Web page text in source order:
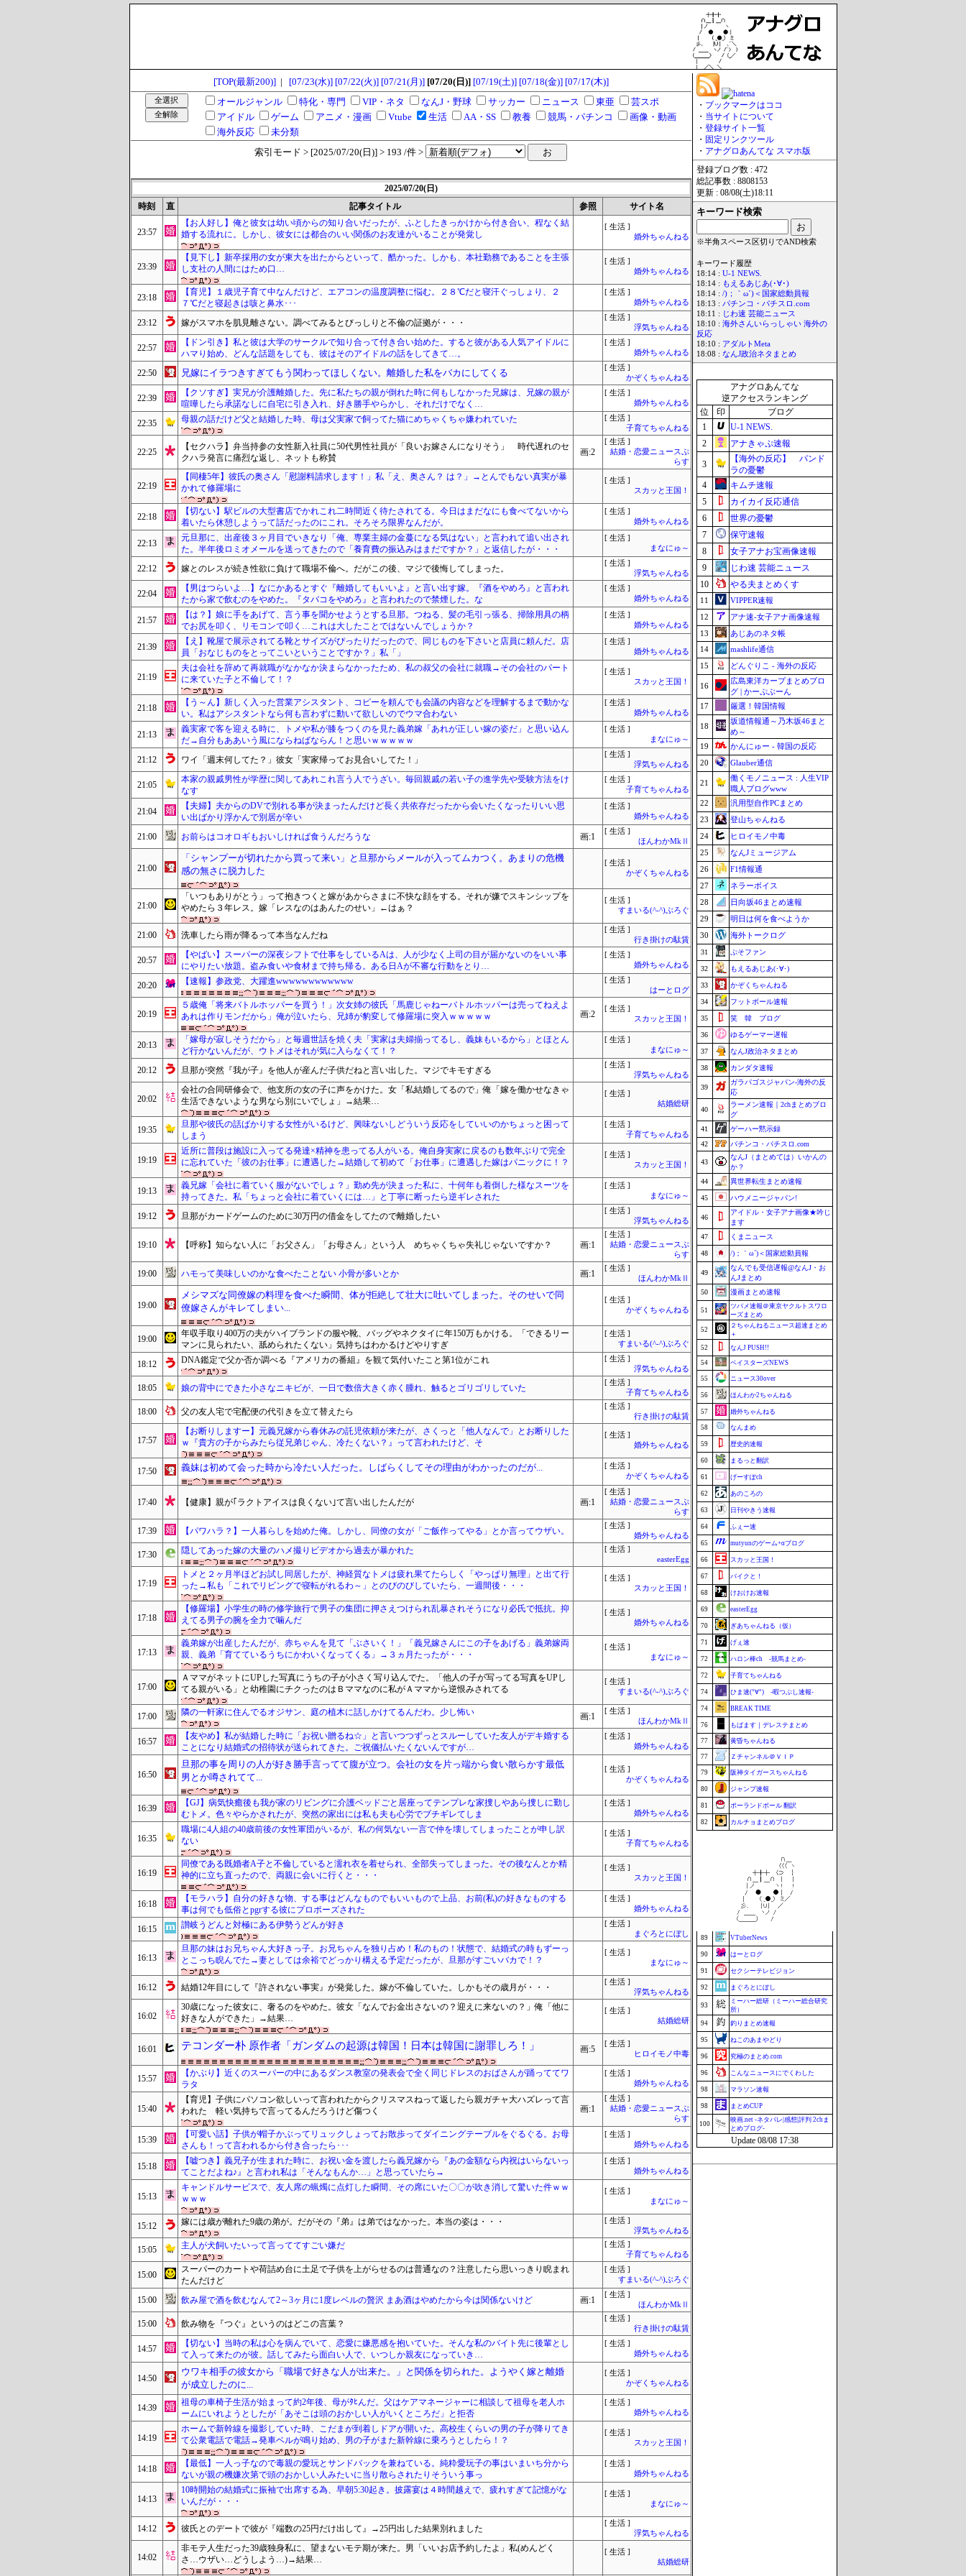
[TOP(最新200)]| [07/23(水)] [07/22(火)] [07/21(月)] [07/20(日)] [07/19(土)] [07/18(金)] [07/17(木)]
オールジャンル
特化・専門 VIP・ネタ なんJ・野球 サッカー ニュース 東亜
芸スポ
アイドル
ゲーム アニメ・漫画 Vtube 生活 AA・SS 教養 競馬・パチンコ
画像・動画
海外反応
未分類
索引モード > [2025/07/20(日)] > 193 /件 >
2025/07/20(日)
時刻
直 記事タイトル 参照 サイト名
23:57
【お人好し】俺と彼女は幼い頃からの知り合いだったが、ふとしたきっかけから付き合い、程なく結
婚する流れに。しかし、彼女には都合のいい関係のお友達がいることが発覚し
[ 生活 ]
婚外ちゃんねる
23:39
【見下し】新卒採用の女が東大を出たからといって、酷かった。しかも、本社勤務であることを主張
し支社の人間にはため口…
[ 生活 ]
婚外ちゃんねる
23:18
【育児】１歳児子育て中なんだけど、エアコンの温度調整に悩む。２８℃だと寝汗ぐっしょり、２
７℃だと寝起きは咳と鼻水･･･
[ 生活 ]
婚外ちゃんねる
23:12 嫁がスマホを肌見離さない。調べてみるとびっしりと不倫の証拠が・・・
[ 生活 ]
浮気ちゃんねる
22:57
【ドン引き】私と彼は大学のサークルで知り合って付き合い始めた。すると彼がある人気アイドルに
ハマり始め、どんな話題をしても、彼はそのアイドルの話をしてきて…。
[ 生活 ]
婚外ちゃんねる
22:50 兄嫁にイラつきすぎてもう関わってほしくない。離婚した私をバカにしてくる
[ 生活 ]
かぞくちゃんねる
22:39
【クソすぎ】実兄が介護離婚した。先に私たちの親が倒れた時に何もしなかった兄嫁は、兄嫁の親が
喧嘩したら承諾なしに自宅に引き入れ、好き勝手やらかし、それだけでなく…
[ 生活 ]
婚外ちゃんねる
22:35 母親の話だけど父と結婚した時、母は父実家で飼ってた猫にめちゃくちゃ嫌われていた
[ 生活 ]
子育てちゃんねる
22:25
【セクハラ】弁当持参の女性新入社員に50代男性社員が「良いお嫁さんになりそう」 時代遅れのセ
クハラ発言に痛烈な返し、ネットも称賛
画:2
[ 生活 ]
結婚・恋愛ニュースぷ
らす
22:19
【同棲5年】彼氏の奥さん「慰謝料請求します！」私「え、奥さん？ は？」→とんでもない真実が暴
かれて修羅場に
[ 生活 ]
スカッと王国！
22:18
【切ない】駅ビルの大型書店でかれこれ二時間近く待たされてる。今日はまだなにも食べてないから
着いたら休憩しようって話だったのにこれ。そろそろ限界なんだが。
[ 生活 ]
婚外ちゃんねる
22:13
元旦那に、出産後３ヶ月目でいきなり「俺、専業主婦の金蔓になる気はない」と言われて追い出され
た。半年後ロミオメールを送ってきたので「養育費の振込みはまだですか？」と返信したが・・・
[ 生活 ]
まなにゅ～
22:12 嫁とのレスが続き性欲に負けて職場不倫へ。だがこの後、マジで後悔してしまった。
[ 生活 ]
浮気ちゃんねる
22:04
【男はつらいよ…】なにかあるとすぐ『離婚してもいいよ』と言い出す嫁。『酒をやめろ』と言われ
たから家で飲むのをやめた。『タバコをやめろ』と言われたので禁煙した。な
[ 生活 ]
婚外ちゃんねる
21:57
【は？】娘に手をあげて、言う事を聞かせようとする旦那。つねる、髪の毛引っ張る、掃除用具の柄
でお尻を叩く、リモコンで叩く…これは大したことではないんでしょうか？
[ 生活 ]
婚外ちゃんねる
21:39
【え】靴屋で展示されてる靴とサイズがぴったりだったので、同じものを下さいと店員に頼んだ。店
員「おなじものをとってこいということですか？」私「」
[ 生活 ]
婚外ちゃんねる
21:19
夫は会社を辞めて再就職がなかなか決まらなかったため、私の叔父の会社に就職→その会社のパート
に来ていた子と不倫して！？
[ 生活 ]
スカッと王国！
21:18
【う～ん】新しく入った営業アシスタント、コピーを頼んでも会議の内容などを理解するまで動かな
い。私はアシスタントなら何も言わずに動いて欲しいのでウマ合わない
[ 生活 ]
婚外ちゃんねる
21:13
義実家で客を迎える時に、トメや私が膝をつくのを見た義弟嫁「あれが正しい嫁の姿だ」と思い込ん
だ→自分もああいう風にならねばならん！と思いｗｗｗｗｗ
[ 生活 ]
まなにゅ～
21:12 ワイ「週末何してた？」彼女「実家帰ってお見合いしてた！」
[ 生活 ]
浮気ちゃんねる
21:05
本家の親戚男性が学歴に関してあれこれ言う人でうざい。毎回親戚の若い子の進学先や受験方法をけ
なす
[ 生活 ]
子育てちゃんねる
21:04
【夫婦】夫からのDVで別れる事が決まったんだけど長く共依存だったから会いたくなったりいい思
い出ばかり浮かんで別居が辛い
[ 生活 ]
婚外ちゃんねる
21:00 お前らはコオロギもおいしければ食うんだろうな 画:1
[ 生活 ]
ほんわかMkⅡ
21:00
「シャンプーが切れたから買って来い」と旦那からメールが入ってムカつく。あまりの危機
感の無さに脱力した
[ 生活 ]
かぞくちゃんねる
21:00
「いつもありがとう」って抱きつくと嫁があからさまに不快な顔をする。それが嫌でスキンシップを
やめたら３年レス。嫁「レスなのはあんたのせい」←はぁ？
[ 生活 ]
すまいる(^-^)ぶろぐ
21:00 洗車したら雨が降るって本当なんだね
[ 生活 ]
行き掛けの駄賃
20:57
【やばい】スーパーの深夜シフトで仕事をしているAは、人が少なく上司の目が届かないのをいい事
にやりたい放題。盗み食いや食材まで持ち帰る。ある日Aが不審な行動をとり…
[ 生活 ]
婚外ちゃんねる
20:20 【速報】参政党、大躍進wwwwwwwwwwww
[ 生活 ]
はーとログ
20:19
５歳俺「将来バトルホッパーを買う！」次女姉の彼氏「馬鹿じゃねーバトルホッパーは売ってねえよ
あれは作りモンだから」俺が泣いたら、兄姉が豹変して修羅場に突入ｗｗｗｗｗ
画:2
[ 生活 ]
スカッと王国！
20:13
「嫁母が寂しそうだから」と毎週世話を焼く夫「実家は夫婦揃ってるし、義妹もいるから」とほとん
ど行かないんだが、ウトメはそれが気に入らなくて！？
[ 生活 ]
まなにゅ～
20:12 旦那が突然『我が子』を他人が産んだ子供だねと言い出した。マジでキモすぎる
[ 生活 ]
浮気ちゃんねる
20:02
会社の合同研修会で、他支所の女の子に声をかけた。女「私結婚してるので」俺「嫁を働かせなきゃ
生活できないような男なら別にいでしょ」→結果…
[ 生活 ]
結婚総研
19:35
旦那や彼氏の話ばかりする女性がいるけど、興味ないしどういう反応をしていいのかちょっと困って
しまう
[ 生活 ]
子育てちゃんねる
19:19
近所に普段は施設に入ってる発達×精神を患ってる人がいる。俺自身実家に戻るのも数年ぶりで完全
に忘れていた「彼のお仕事」に遭遇した→結婚して初めて「お仕事」に遭遇した嫁はパニックに！？
[ 生活 ]
スカッと王国！
19:13
義兄嫁「会社に着ていく服がないでしょ？」勤め先が決まった私に、十何年も着倒した様なスーツを
持ってきた。私「ちょっと会社に着ていくには…」と丁寧に断ったら逆ギレされた
[ 生活 ]
まなにゅ～
19:12 旦那がカードゲームのために30万円の借金をしてたので離婚したい
[ 生活 ]
浮気ちゃんねる
19:10 【呼称】知らない人に「お父さん」「お母さん」という人 めちゃくちゃ失礼じゃないですか？ 画:1
[ 生活 ]
結婚・恋愛ニュースぷ
らす
19:00 ハモって美味しいのかな食べたことない 小骨が多いとか 画:1
[ 生活 ]
ほんわかMkⅡ
19:00
メシマズな同僚嫁の料理を食べた瞬間、体が拒絶して壮大に吐いてしまった。そのせいで同
僚嫁さんがキレてしまい...
[ 生活 ]
かぞくちゃんねる
19:00
年収手取り400万の夫がハイブランドの服や靴、バッグやネクタイに年150万もかける。「できるリー
マンに見られたい、舐められたくない」気持ちはわかるけどやりすぎ
[ 生活 ]
すまいる(^-^)ぶろぐ
18:12 DNA鑑定で父か否か調べる『アメリカの番組』を観て気付いたこと第1位がこれ
[ 生活 ]
浮気ちゃんねる
18:05 娘の背中にできた小さなニキビが、一日で数倍大きく赤く腫れ、触るとゴリゴリしていた
[ 生活 ]
子育てちゃんねる
18:00 父の友人宅で宅配便の代引きを立て替えたら
[ 生活 ]
行き掛けの駄賃
17:57
【お断りしますー】元義兄嫁から春休みの託児依頼が来たが、さくっと「他人なんで」とお断りした
ｗ『貴方の子からみたら従兄弟じゃん、冷たくない？』って言われたけど、そ
[ 生活 ]
婚外ちゃんねる
17:50 義妹は初めて会った時から冷たい人だった。しばらくしてその理由がわかったのだが...
[ 生活 ]
かぞくちゃんねる
17:40 【健康】親が｢ラクトアイスは良くない｣て言い出したんだが 画:1
[ 生活 ]
結婚・恋愛ニュースぷ
らす
17:39 【パワハラ？】一人暮らしを始めた俺。しかし、同僚の女が「ご飯作ってやる」とか言ってウザい。
[ 生活 ]
婚外ちゃんねる
17:30 隠してあった嫁の大量のハメ撮りビデオから過去が暴かれた
[ 生活 ]
easterEgg
17:19
トメと２ヶ月半ほどお試し同居したが、神経質なトメは疲れ果てたらしく「やっぱり無理」と出て行
った→私も「これでリビングで寝転がれるわ～」とのびのびしていたら、一週間後・・・
[ 生活 ]
スカッと王国！
17:18
【修羅場】小学生の時の修学旅行で男子の集団に押さえつけられ乱暴されそうになり必氏で抵抗。抑
えてる男子の腕を全力で噛んだ
[ 生活 ]
婚外ちゃんねる
17:13
義弟嫁が出産したんだが、赤ちゃんを見て「ぶさいく！」「義兄嫁さんにこの子をあげる」義弟嫁両
親、義弟「育てているうちにかわいくなってくる」→３ヵ月たったが・・・
[ 生活 ]
まなにゅ～
17:00
ＡママがネットにUPした写真にうちの子が小さく写り込んでた。「他人の子が写ってる写真をUPし
てる親がいる」と幼稚園にチクったのはＢママなのに私がＡママから逆恨みされてる
[ 生活 ]
すまいる(^-^)ぶろぐ
17:00 隣の一軒家に住んでるオジサン、庭の植木に話しかけてるんだわ。少し怖い 画:1
[ 生活 ]
ほんわかMkⅡ
16:57
【友やめ】私が結婚した時に「お祝い贈るね☆」と言いつつずっとスルーしていた友人がデキ婚する
ことになり結婚式の招待状が送られてきた。ご祝儀払いたくないんですが…
[ 生活 ]
婚外ちゃんねる
16:50
旦那の事を周りの人が好き勝手言ってて腹が立つ。会社の女を片っ端から食い散らかす最低
男とか噂されてて...
[ 生活 ]
かぞくちゃんねる
16:39
【GJ】病気快癒後も我が家のリビングに介護ベッドごと居座ってテンプレな家捜しやあら捜しに勤し
むトメ。色々やらかされたが、突然の家出には私も夫も心労でブチギレてしま
[ 生活 ]
婚外ちゃんねる
16:35
職場に4人組の40歳前後の女性軍団がいるが、私の何気ない一言で仲を壊してしまったことが申し訳
ない
[ 生活 ]
子育てちゃんねる
16:19
同僚である既婚者A子と不倫していると濡れ衣を着せられ、全部失ってしまった。その後なんとか精
神的に立ち直ったので、両親に会いに行くと・・・
[ 生活 ]
スカッと王国！
16:18
【モラハラ】自分の好きな物、する事はどんなものでもいいもので上品、お前(私)の好きなものする
事は何でも低俗とpgrする彼にプロポーズされた
[ 生活 ]
婚外ちゃんねる
16:15 讃岐うどんと対極にある伊勢うどんが好き
[ 生活 ]
まぐろとにぼし
16:13
旦那の妹はお兄ちゃん大好きっ子。お兄ちゃんを独り占め！私のもの！状態で、結婚式の時もずーっ
とこっち睨んでた→妻としては余裕でどっかり構える予定だったが、旦那がすごいバカで！？
[ 生活 ]
まなにゅ～
16:12 結婚12年目にして『許されない事実』が発覚した。嫁が不倫していた。しかもその歳月が・・・
[ 生活 ]
浮気ちゃんねる
16:02
30歳になった彼女に、奢るのをやめた。彼女「なんでお金出さないの？迎えに来ないの？」俺「他に
好きな人ができた」→結果…
[ 生活 ]
結婚総研
16:01 テコンダー朴 原作者「ガンダムの起源は韓国！日本は韓国に謝罪しろ！」 画:5
[ 生活 ]
ヒロイモノ中毒
15:57
【かぶり】近くのスーパーの中にあるダンス教室の発表会で全く同じドレスのおばさんが踊っててワ
ラタ
[ 生活 ]
婚外ちゃんねる
15:40
【育児】子供にパソコン欲しいって言われたからクリスマスねって返したら親ガチャ大ハズレって言
われた 軽い気持ちで言ってるんだろうけど傷つく
画:1
[ 生活 ]
結婚・恋愛ニュースぷ
らす
15:39
【可愛い話】子供が帽子かぶってリュックしょってお散歩ってダイニングテーブルをぐるぐる。お母
さんも！って言われるから付き合ったら･･･
[ 生活 ]
婚外ちゃんねる
15:18
【嘘つき】義兄子が生まれた時に、お祝い金を渡したら義兄嫁から『あの金額なら内祝はいらないっ
てことだよね♪』と言われ私は「そんなもんか…」と思っていたら→
[ 生活 ]
婚外ちゃんねる
15:13
キャンドルサービスで、友人席の蝋燭に点灯した瞬間、その席にいた〇〇が吹き消して驚いた件ｗｗ
ｗｗｗ
[ 生活 ]
まなにゅ～
15:12 嫁には歳が離れた9歳の弟が。だがその『弟』は弟ではなかった。本当の姿は・・・
[ 生活 ]
浮気ちゃんねる
15:05 主人が犬飼いたいって言っててすごい嫌だ
[ 生活 ]
子育てちゃんねる
15:00
スーパーのカートや荷詰め台に土足で子供を上がらせるのは普通なの？注意したら思いっきり睨まれ
たんだけど
[ 生活 ]
すまいる(^-^)ぶろぐ
15:00 飲み屋で酒を飲むなんて2～3ヶ月に1度レベルの贅沢 まあ酒はやめたから今は関係ないけど 画:1
[ 生活 ]
ほんわかMkⅡ
15:00 飲み物を『つぐ』というのはどこの言葉？
[ 生活 ]
行き掛けの駄賃
14:57
【切ない】当時の私は心を病んでいて、恋愛に嫌悪感を抱いていた。そんな私のバイト先に後輩とし
て入って来たのが彼。話してみたら面白い人で、いつしか親友になっていき…
[ 生活 ]
婚外ちゃんねる
14:50
ウワキ相手の彼女から「職場で好きな人が出来た。」と関係を切られた。ようやく嫁と離婚
が成立したのに...
[ 生活 ]
かぞくちゃんねる
14:39
祖母の車椅子生活が始まって約2年後、母がﾀﾋんだ。父はケアマネージャーに相談して祖母を老人ホ
ームにいれようとしたが「あそこは頭のおかしい人がいくところだ」と拒否
[ 生活 ]
婚外ちゃんねる
14:19
ホームで新幹線を撮影していた時、こだまが到着しドアが開いた。高校生くらいの男の子が降りてき
て公衆電話で電話→発車ベルが鳴り始め、男の子がまた新幹線に乗ろうとしたら！？
[ 生活 ]
スカッと王国！
14:18
【最低】一人っ子なので毒親の愛玩とサンドバックを兼ねている。純粋愛玩子の事はいまいち分から
ないが親の機嫌次第で頭のおかしい人みたいに当り散らされたりそういう事っ
[ 生活 ]
婚外ちゃんねる
14:13
10時開始の結婚式に振袖で出席する為、早朝5:30起き。披露宴は４時間越えで、疲れすぎて記憶がな
いんだが・・・
[ 生活 ]
まなにゅ～
14:12 彼氏とのデートで彼が『端数の25円だけ出して』→25円出した結果別れました
[ 生活 ]
浮気ちゃんねる
14:02
非モテ人生だった39歳独身私に、望まないモテ期が来た。男「いいお店予約したよ」私(めんどく
さ…ウザい…どうしよう…)→結果…
[ 生活 ]
結婚総研
・ ブックマークはココ
・ 当サイトについて
・ 登録サイト一覧
・ 固定リンクツール
・ アナグロあんてな スマホ版
登録ブログ数 : 472
総記事数 : 8808153
更新 : 08/08(土)18:11
キーワード検索
※半角スペース区切りでAND検索
キーワード履歴
18:14 : U-1 NEWS.
18:14 : もえるあじあ(･∀･)
18:14 : /)；｀ω´)＜国家総動員報
18:13 : パチンコ・パチスロ.com
18:11 : じわ速 芸能ニュース
18:10 : 海外さんいらっしゃい 海外の
反応
18:10 : アダルトMeta
18:08 : なんJ政治ネタまとめ
アナグロあんてな
逆アクセスランキング
位
印
ブログ
1
U-1 NEWS.
2
アナきゃぷ速報
3
【海外の反応】 パンド
ラの憂鬱
4
キムチ速報
5
カイカイ反応通信
6
世界の憂鬱
7
保守速報
8
女子アナお宝画像速報
9
じわ速 芸能ニュース
10
やる夫まとめくす
11
VIPPER速報
12
アナ速‐女子アナ画像速報
13
あじあのネタ帳
14
mashlife通信
15
どんぐりこ - 海外の反応
16
広島東洋カープまとめブロ
グ | かーぷぶーん
17
厳選！韓国情報
18
坂道情報通～乃木坂46まと
め～
19
かんにゅー - 韓国の反応
20
Glauber通信
21
働くモノニュース : 人生VIP
職人ブログwww
22
汎用型自作PCまとめ
23
登山ちゃんねる
24
ヒロイモノ中毒
25
なんJミュージアム
26
F1情報通
27
ネラーボイス
28
日向坂46まとめ速報
29
明日は何を食べようか
30
海外トークログ
31 ぷそファン
32 もえるあじあ(･∀･)
33 かぞくちゃんねる
34 フットボール速報
35 笑 韓 ブログ
36 ゆるゲーマー遅報
37 なんJ政治ネタまとめ
38 カンダタ速報
39
ガラパゴスジャパン-海外の反
応
40
ラーメン速報｜2chまとめブロ
グ
41
ゲーハー黙示録
42
パチンコ・パチスロ.com
43
なんJ（まとめては）いかんの
か？
44
異世界転生まとめ速報
45 ハウメニージャパン!
46
アイドル・女子アナ画像★吟じ
ます
47
くまニュース
48 /)；｀ω´)＜国家総動員報
49
なんでも受信遅報@なんJ・お
んJまとめ
50
漫画まとめ速報
51
ツバメ速報＠東京ヤクルトスワロ
ーズまとめ
52
２ちゃんねるニュース超速まとめ
＋
52
なんJ PUSH!!
54 ベイスターズNEWS
55 ニュース30over
56 ほんわか2ちゃんねる
57 婚外ちゃんねる
58 なんまめ
59 歴史的速報
60 まるっと翻訳
61 げーすぽch
62 あのころの
63 日刊やきう速報
64 ふぇー速
65 mutyunのゲーム+αブログ
66 スカッと王国！
67 バイクと！
68 けおけお速報
69 easterEgg
70 ぎあちゃんねる（仮）
71 げぇ速
72 ハロン棒ch -競馬まとめ-
72 子育てちゃんねる
74 ひま速(°∀°) -暇つぶし速報-
74 BREAK TIME
76 もばます｜デレステまとめ
77 黄昏ちゃんねる
77 Ｚチャンネル＠ＶＩＰ
79 阪神タイガースちゃんねる
80 ジャンプ速報
81 ポーランドボール 翻訳
82 カルチョまとめブログ
まなにゅ～
鷹速@ホークスまとめブログ
もきゅ速(*´ω`*)人(´･ェ･｀)
チゲ速
89 VTuberNews
90 はーとログ
91 セクシーテレビジョン
92 まぐろとにぼし
93
ミーハー総研（ミーハー総合研究
所）
94
釣りまとめ速報
95 ねこのあまやどり
96 究極のまとめ.com
96 こんなニュースにでくわした
98 マラソン速報
98 まとめCUP
100
映画.net -ネタバレ|感想|評判 2chま
とめブログ-
Update 08/08 17:38